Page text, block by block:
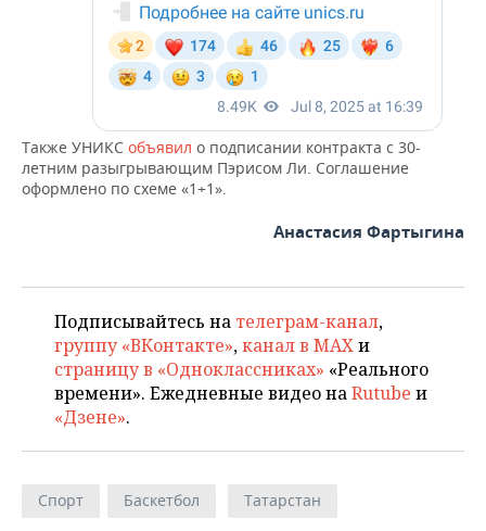
Также УНИКС объявил о подписании контракта с 30-
летним разыгрывающим Пэрисом Ли. Соглашение
оформлено по схеме «1+1».
Анастасия Фартыгина
Подписывайтесь на телеграм-канал,
группу «ВКонтакте»,канал в MAXи
страницу в «Одноклассниках» «Реального
времени». Ежедневные видео наRutube и
«Дзене».
Спорт Баскетбол Татарстан